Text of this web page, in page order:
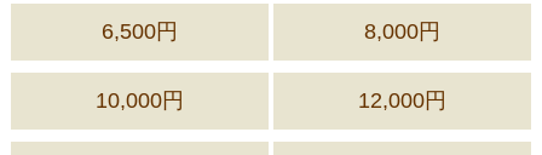
6,500円 8,000円
10,000円 12,000円